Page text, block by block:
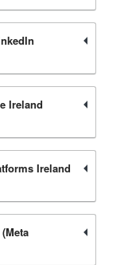
Ireland
Ireland